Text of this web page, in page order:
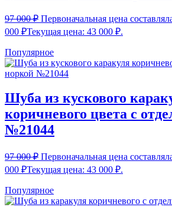
97 000₽ Первоначальная цена
000 ₽Текущая цена: 43 000 ₽.
Популярное
Шуба из кускового
коричневого цвета с
№21044
97 000₽ Первоначальная цена
000 ₽Текущая цена: 43 000 ₽.
Популярное